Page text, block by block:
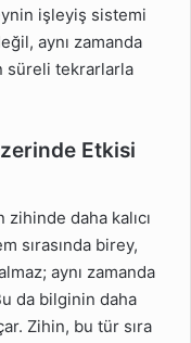
işleyiş sistemi
aynı zamanda
süreli tekrarlarla
Etkisi
daha kalıcı
sırasında birey,
aynı zamanda
da bilginin daha
Zihin, bu tür sıra